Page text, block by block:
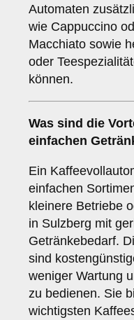
Automaten
wie Cappuccino
Macchiato sowie
oder
können.
Was sind die
einfachen
Ein
einfachen
kleinere Betriebe
in Sulzberg mit
Getränkebedarf.
sind
weniger Wartung
zu bedienen. Sie
wichtigsten